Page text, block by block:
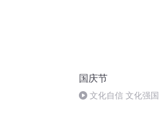
国庆节
文化自信 文化强国